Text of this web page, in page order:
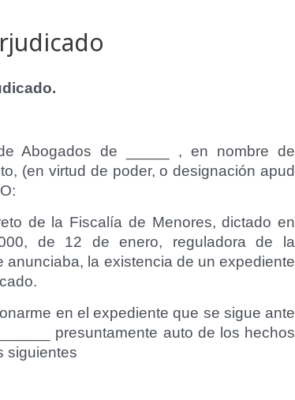
Abogados de _____ , en nombre de
(en virtud de poder, o designación apud
de la Fiscalía de Menores, dictado en
de 12 de enero, reguladora de la
la existencia de un expediente
en el expediente que se sigue ante
presuntamente auto de los hechos
siguientes